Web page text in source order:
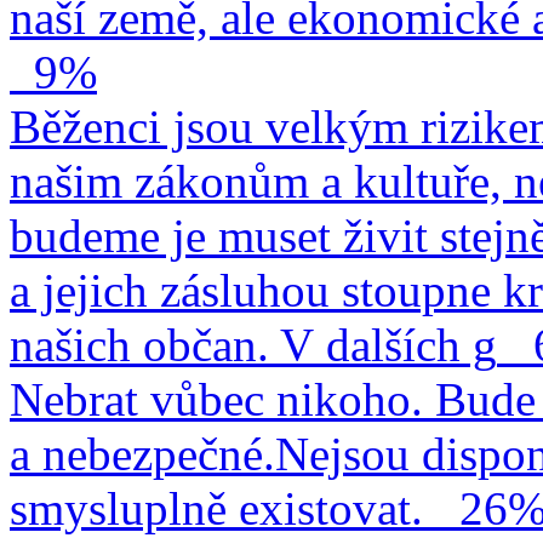
naší země, ale
9%
Běženci jsou velkým
našim zákonům a kultuře,
budeme je muset živit
a jejich zásluhou stoupne
našich občan. V dalších g
Nebrat vůbec nikoho.
a nebezpečné.Nejsou
smysluplně existovat.